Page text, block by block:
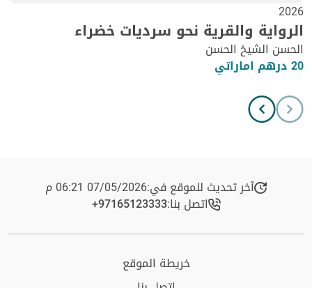
2026
الرواية والقرية نحو سرديات خضراء
الحسن الشيخ الحسن
20 درهم اماراتي
آخر تحديث للموقع في:07/05/2026 06:21 م
اتصل بنا:+97165123333​
خريطة الموقع